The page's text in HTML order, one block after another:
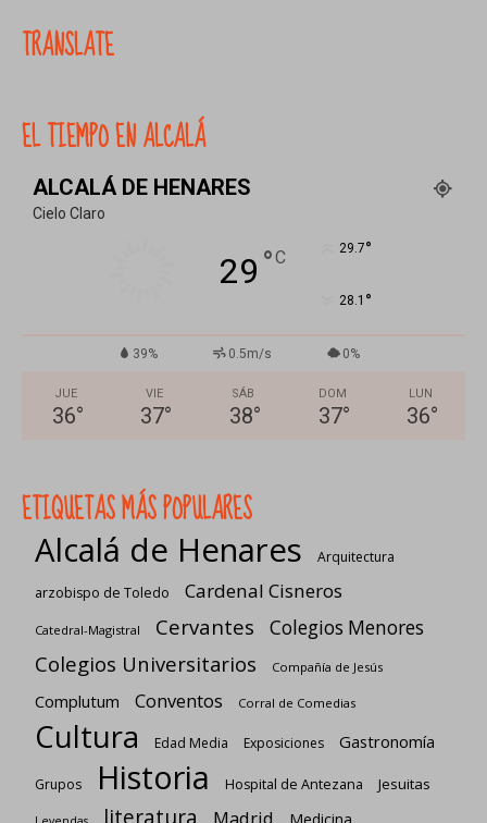
TRANSLATE
EL TIEMPO EN ALCALÁ
ALCALÁ DE HENARES
Cielo Claro
29 °C 29.7°
28.1 °
39% 0.5m/s 0%
JUE
36°
VIE
37°
SÁB
38°
DOM
37°
LUN
36°
ETIQUETAS MÁS POPULARES
Alcalá de Henares
Arquitectura
arzobispo de Toledo
Cardenal Cisneros
Catedral-Magistral Cervantes Colegios Menores
Colegios Universitarios Compañía de Jesús
Complutum Conventos Corral de Comedias
Cultura Edad Media Exposiciones Gastronomía
Grupos Historia Hospital de Antezana Jesuitas